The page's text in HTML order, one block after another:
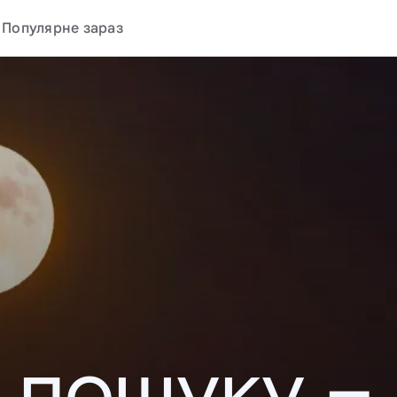
Популярне зараз